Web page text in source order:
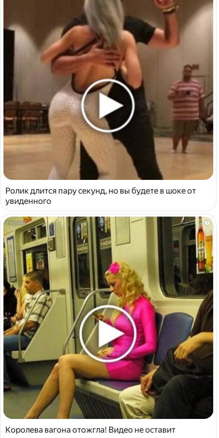
Ролик длится пару секунд, но вы будете в шоке от
увиденного
i
Королева вагона отожгла! Видео не оставит